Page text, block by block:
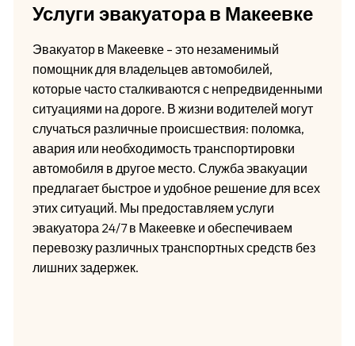
Услуги эвакуатора в Макеевке
Эвакуатор в Макеевке – это незаменимый
помощник для владельцев автомобилей,
которые часто сталкиваются с непредвиденными
ситуациями на дороге. В жизни водителей могут
случаться различные происшествия: поломка,
авария или необходимость транспортировки
автомобиля в другое место. Служба эвакуации
предлагает быстрое и удобное решение для всех
этих ситуаций. Мы предоставляем услуги
эвакуатора 24/7 в Макеевке и обеспечиваем
перевозку различных транспортных средств без
лишних задержек.